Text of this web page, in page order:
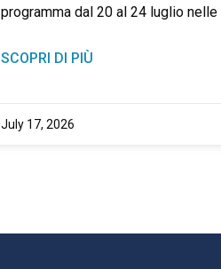
programma dal 20 al 24 luglio nelle
SCOPRI DI PIÙ
July 17, 2026